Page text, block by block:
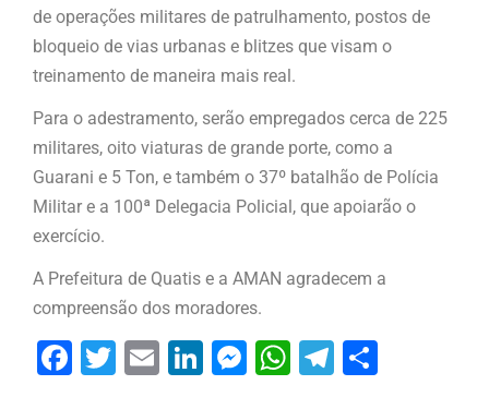
de operações militares de patrulhamento, postos de
bloqueio de vias urbanas e blitzes que visam o
treinamento de maneira mais real.
Para o adestramento, serão empregados cerca de 225
militares, oito viaturas de grande porte, como a
Guarani e 5 Ton, e também o 37º batalhão de Polícia
Militar e a 100ª Delegacia Policial, que apoiarão o
exercício.
A Prefeitura de Quatis e a AMAN agradecem a
compreensão dos moradores.
Facebook
Twitter
EmailLinkedIn
Messenger
WhatsApp
Telegram